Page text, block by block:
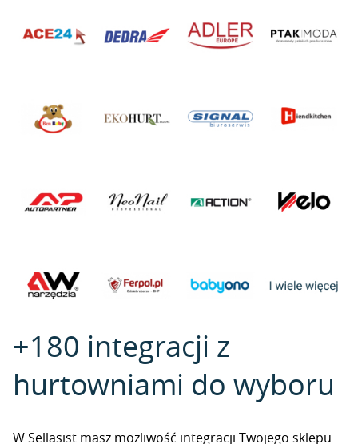
+180 integracji z
hurtowniami do wyboru
W Sellasist masz możliwość integracji Twojego sklepu